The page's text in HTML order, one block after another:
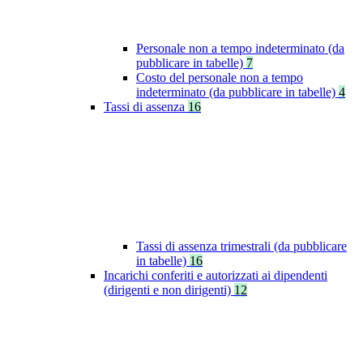
Personale non a tempo indeterminato (da
pubblicare in tabelle) 7
Costo del personale non a tempo
indeterminato (da pubblicare in tabelle) 4
Tassi di assenza 16
Tassi di assenza trimestrali (da pubblicare
in tabelle) 16
Incarichi conferiti e autorizzati ai dipendenti
(dirigenti e non dirigenti) 12